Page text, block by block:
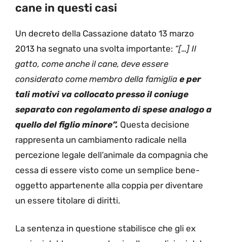
cane in questi casi
Un decreto della Cassazione datato 13 marzo
2013 ha segnato una svolta importante: “[…] Il
gatto, come anche il cane, deve essere
considerato come membro della famiglia e per
tali motivi va collocato presso il coniuge
separato con regolamento di spese analogo a
quello del figlio minore”. Questa decisione
rappresenta un cambiamento radicale nella
percezione legale dell’animale da compagnia che
cessa di essere visto come un semplice bene-
oggetto appartenente alla coppia per diventare
un essere titolare di diritti.
La sentenza in questione stabilisce che gli ex